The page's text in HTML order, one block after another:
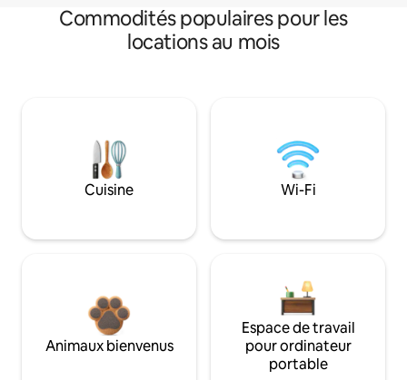
Commodités populaires pour les
locations au mois
Cuisine Wi-Fi
Animaux bienvenus
Espace de travail
pour ordinateur
portable